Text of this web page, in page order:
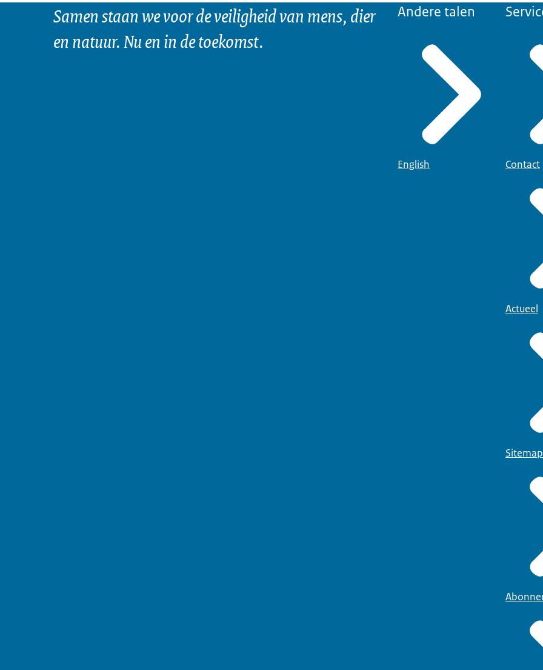
Samen staan we voor de veiligheid van mens, dier
en natuur. Nu en in de toekomst.
Andere talen
English Contact
Actueel
Sitemap